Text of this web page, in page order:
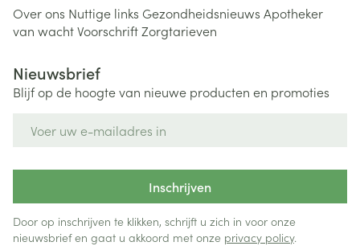
Over ons Nuttige links Gezondheidsnieuws Apotheker
van wachtVoorschriftZorgtarieven
Nieuwsbrief
Blijf op de hoogte van nieuwe producten en promoties
Inschrijven
Door op inschrijven te klikken, schrijft u zich in voor onze
nieuwsbrief en gaat u akkoord met onze privacy policy.